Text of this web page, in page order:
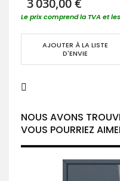
3 030,00 €
Le prix comprend la TVA et
AJOUTER À LA LISTE
D'ENVIE
NOUS AVONS
VOUS POURRIEZ